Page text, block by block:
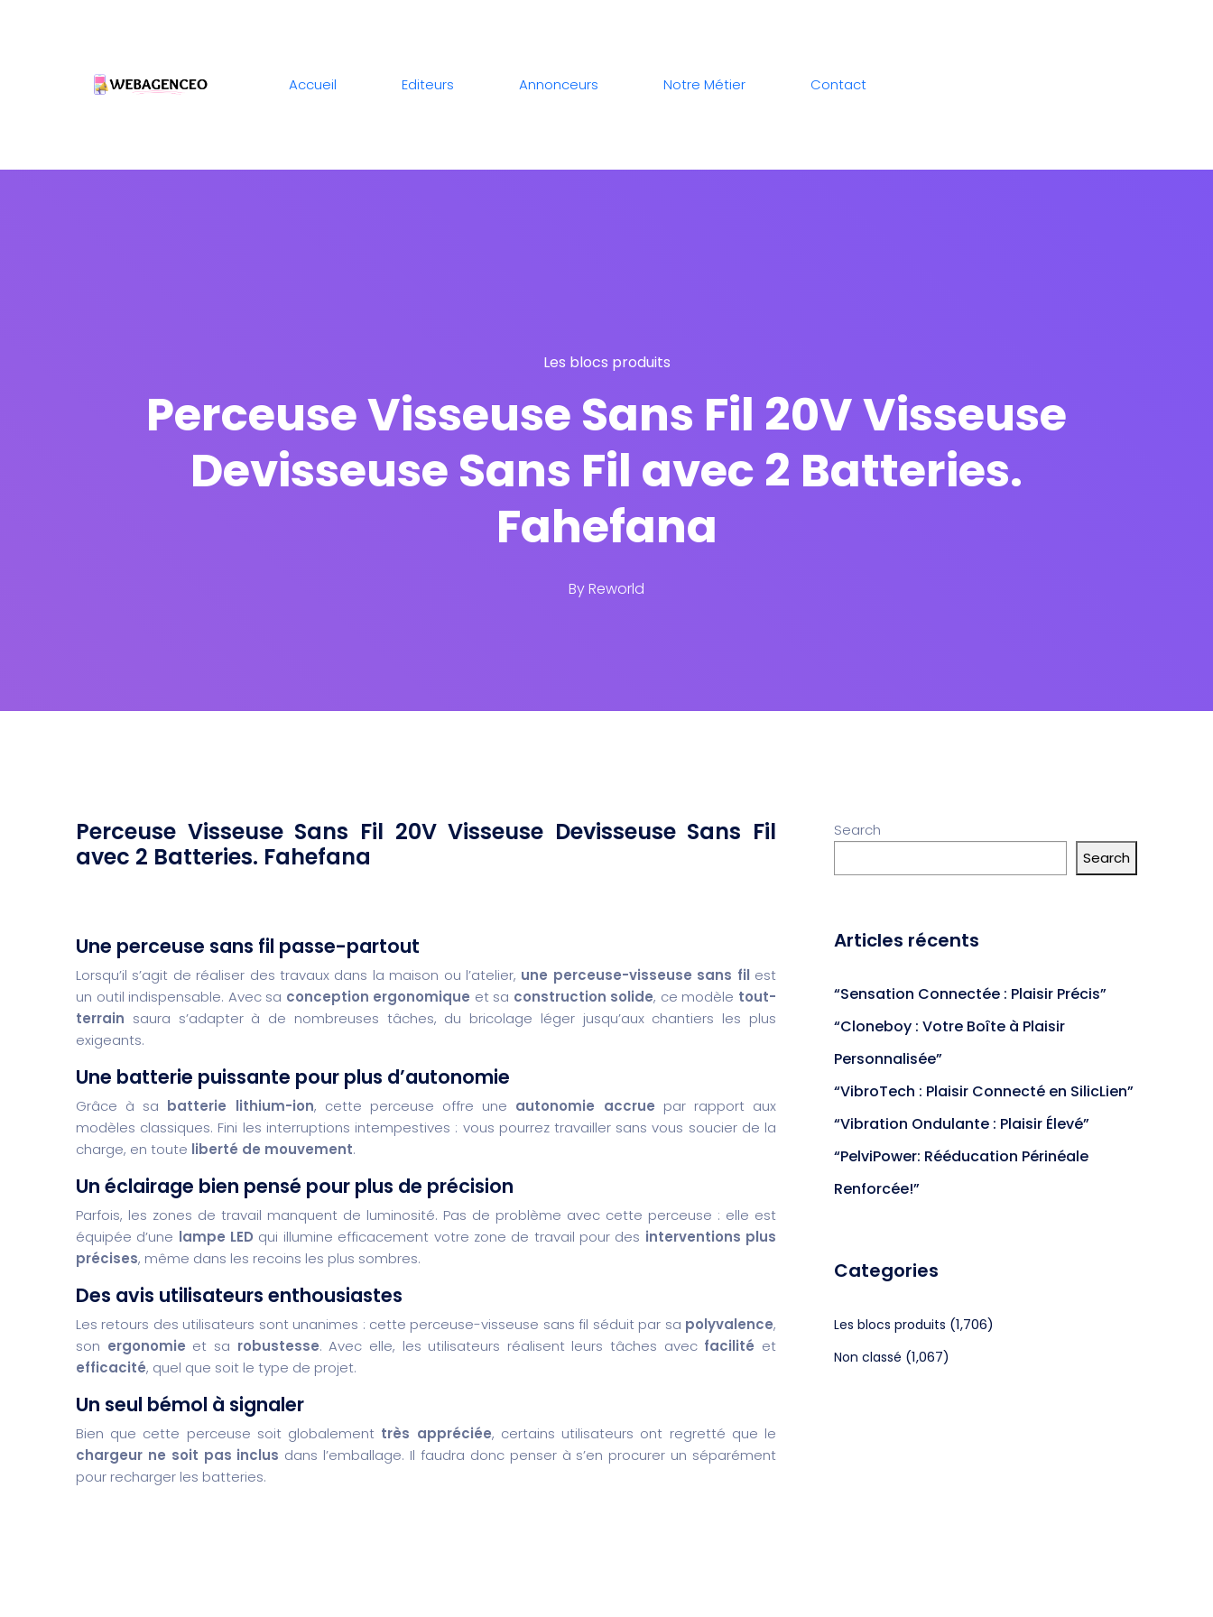
Accueil Editeurs Annonceurs Notre Métier Contact
Les blocs produits
Perceuse Visseuse Sans Fil 20V Visseuse
Devisseuse Sans Fil avec 2 Batteries.
Fahefana
ByReworld
Perceuse Visseuse Sans Fil 20V Visseuse Devisseuse Sans Fil
avec 2 Batteries. Fahefana
Une perceuse sans fil passe-partout
Lorsqu’il s’agit de réaliser des travaux dans la maison ou l’atelier, une perceuse-visseuse sans fil est
un outil indispensable. Avec sa conception ergonomique et sa construction solide, ce modèle tout-
terrain saura s’adapter à de nombreuses tâches, du bricolage léger jusqu’aux chantiers les plus
exigeants.
Une batterie puissante pour plus d’autonomie
Grâce à sa batterie lithium-ion, cette perceuse offre une autonomie accrue par rapport aux
modèles classiques. Fini les interruptions intempestives : vous pourrez travailler sans vous soucier de la
charge, en toute liberté de mouvement.
Un éclairage bien pensé pour plus de précision
Parfois, les zones de travail manquent de luminosité. Pas de problème avec cette perceuse : elle est
équipée d’une lampe LED qui illumine efficacement votre zone de travail pour des interventions plus
précises, même dans les recoins les plus sombres.
Des avis utilisateurs enthousiastes
Les retours des utilisateurs sont unanimes : cette perceuse-visseuse sans fil séduit par sa polyvalence,
son ergonomie et sa robustesse. Avec elle, les utilisateurs réalisent leurs tâches avec facilité et
efficacité, quel que soit le type de projet.
Un seul bémol à signaler
Bien que cette perceuse soit globalement très appréciée, certains utilisateurs ont regretté que le
chargeur ne soit pas inclus dans l’emballage. Il faudra donc penser à s’en procurer un séparément
pour recharger les batteries.
Search
Search
Articles récents
“Sensation Connectée : Plaisir Précis”
“Cloneboy : Votre Boîte à Plaisir
Personnalisée”
“VibroTech : Plaisir Connecté en SilicLien”
“Vibration Ondulante : Plaisir Élevé”
“PelviPower: Rééducation Périnéale
Renforcée!”
Categories
Les blocs produits (1,706)
Non classé (1,067)